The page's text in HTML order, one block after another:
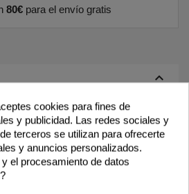
80€para el envío gratis
keyboard_arrow_up
paracookies para fines de
y publicidad. Las redes sociales y
terceros se utilizan para ofrecerte
y anuncios personalizados.
el procesamiento de datos